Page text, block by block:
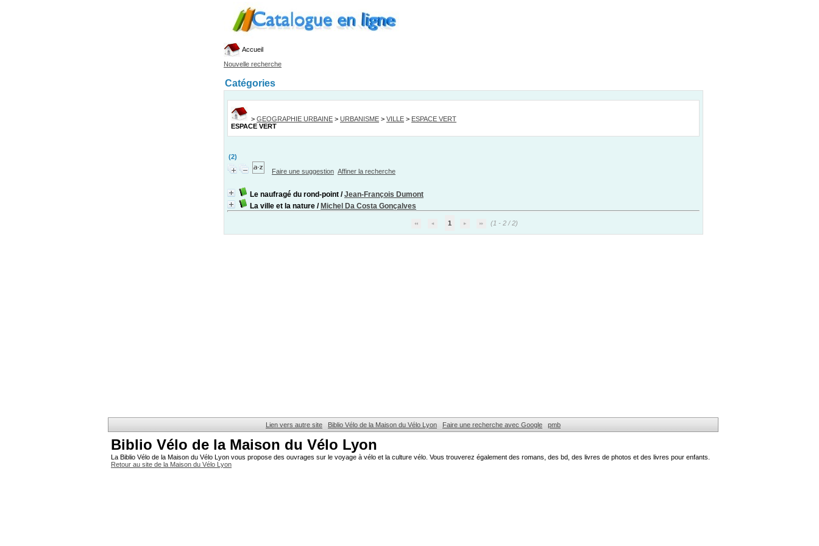
Accueil
Nouvelle recherche
Catégories
> GEOGRAPHIE URBAINE > URBANISME > VILLE > ESPACE VERT
ESPACE VERT
(2)
Faire une suggestion Affiner la recherche
Le naufragé du rond-point /Jean-François Dumont
La ville et la nature / Michel Da Costa Gonçalves
1 (1 - 2 / 2)
Lien vers autre site Biblio Vélo de la Maison du Vélo Lyon Faire une recherche avec Google pmb
Biblio Vélo de la Maison du Vélo Lyon
La Biblio Vélo de la Maison du Vélo Lyon vous propose des ouvrages sur le voyage à vélo et la culture vélo. Vous trouverez également des romans, des bd, des livres de photos et des livres pour enfants.
Retour au site de la Maison du Vélo Lyon